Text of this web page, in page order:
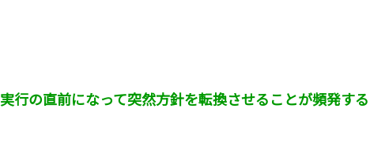
実行の直前になって突然方針を転換させることが頻発する